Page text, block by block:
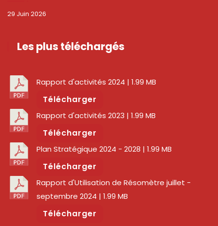
29 Juin 2026
Les plus téléchargés
Rapport d'activités 2024 | 1.99 MB
Télécharger
Rapport d'activités 2023 | 1.99 MB
Télécharger
Plan Stratégique 2024 - 2028 | 1.99 MB
Télécharger
Rapport d'Utilisation de Résomètre juillet -
septembre 2024 | 1.99 MB
Télécharger